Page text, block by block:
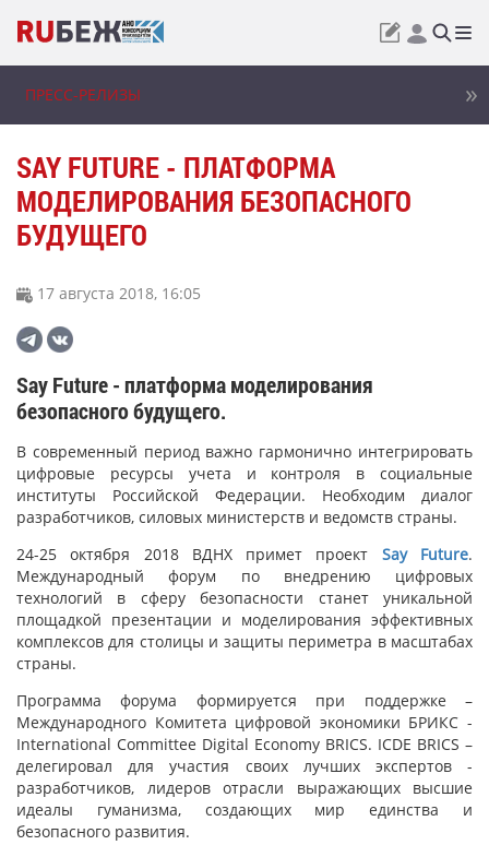
ПРЕСС-РЕЛИЗЫ
SAY FUTURE - ПЛАТФОРМА
МОДЕЛИРОВАНИЯ БЕЗОПАСНОГО
БУДУЩЕГО
17 августа 2018, 16:05
Say Future - платформа моделирования
безопасного будущего.
В современный период важно гармонично интегрировать
цифровые ресурсы учета и контроля в социальные
институты Российской Федерации. Необходим диалог
разработчиков, силовых министерств и ведомств страны.
24-25 октября 2018 ВДНХ примет проект Say Future.
Международный форум по внедрению цифровых
технологий в сферу безопасности станет уникальной
площадкой презентации и моделирования эффективных
комплексов для столицы и защиты периметра в масштабах
страны.
Программа форума формируется при поддержке –
Международного Комитета цифровой экономики БРИКС -
International Committee Digital Economy BRICS. ICDE BRICS –
делегировал для участия своих лучших экспертов -
разработчиков, лидеров отрасли выражающих высшие
идеалы гуманизма, создающих мир единства и
безопасного развития.